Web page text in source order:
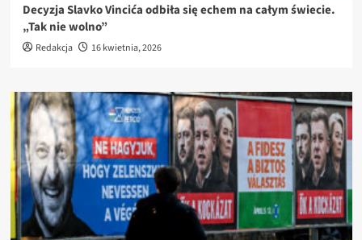
Decyzja Slavko Vincića odbiła się echem na całym świecie.
„Tak nie wolno”
Redakcja 16 kwietnia, 2026